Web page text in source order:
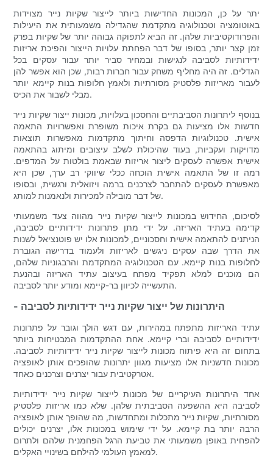
יתר על כן, המכונות החדישות ביותר לייצור שקיות נייר מצוידות
באוטומציה וטכנולוגיה מתקדמת שהגדילה משמעותית את היעילות
והפרודוקטיביות שלהן. זה הביא לתפוקה גבוהה יותר של שקיות בפרק
זמן קצר יותר, בסופו של דבר הפחתת עלויות הייצור והפיכת אריזות
ידידותיות לסביבה לנגישות ובמחיר סביר יותר עבור עסקים בכל
הגדלים. זה היה מחליף משחק עבור חברות רבות, שכן הוא אפשר להן
לעבור מאריזות פלסטיק מסורתיות ולאמץ חלופות בנות קיימא יותר
מבלי לשבור את הכיס.
בנוסף ליתרונות הסביבתיים והחסכון בעלויות, מכונות ייצור שקיות נייר
חדשות אלו מציעות גם בקרת איכות משופרת ואפשרויות התאמה
אישית. טכנולוגיות הדפסה וחיתוך מתקדמות מאפשרות תוצאות
מדויקות ועקביות, בעוד שהיכולת לשלב עיצובים ומיתוג בהתאמה
אישית אפשרה לעסקים ליצור אריזות שבאמת בולטות על המדפים.
רמה זו של התאמה אישית הוכחה ככלי שיווקי רב ערך, שכן היא
מאפשרת לעסקים להתחבר לצרכנים ברמה ויזואלית ורגשית, ובסופו
של דבר מובילה למכירות ולנאמנות למותג.
לסיכום, החידוש במכונות לייצור שקיות נייר מהווה צעד משמעותי
קדימה בעתיד האריזה. על ידי מתן פתרונות ידידותיים לסביבה,
הניתנים להתאמה אישית וחסכוניים, למכונות אלו יש פוטנציאל לשנות
את הדרך שבה עסקים ניגשים לאריזות ולעמוד בדרישה הגוברת
לחלופות בנות קיימא. עם הטכנולוגיה המתקדמת והרבגוניות שלהם,
הם מוכנים למלא תפקיד מפתח בעיצוב עתיד האריזה ובהנעת
התעשייה לכיוון בר-קיימא ומודע יותר לסביבה.
- היתרונות של ייצור שקיות נייר ידידותיות לסביבה
עתיד האריזות מתפתח במהירות, עם דגש הולך וגובר על פתרונות
ידידותיים לסביבה וברי קיימא. אחת ההתקדמות המבטיחות ביותר
בתחום זה היא פיתוח מכונות לייצור שקיות נייר ידידותיות לסביבה.
מכונות חדשניות אלו מציעות מגוון יתרונות שהופכים אותן לאופציה
אטרקטיבית עבור יצרנים וצרכנים כאחד.
אחד היתרונות העיקריים של מכונות לייצור שקיות נייר ידידותיות
לסביבה היא ההשפעה הסביבתית שלהן. שלא כמו אריזות פלסטיק
מסורתיות, שקיות נייר מתכלות ומתחדשות, מה שהופך אותן לאופציה
הרבה יותר בת קיימא. על ידי שימוש במכונות אלו, יצרנים יכולים
להפחית באופן משמעותי את טביעת הרגל הפחמנית שלהם ולתרום
למאמץ העולמי להילחם בשינויי האקלים.